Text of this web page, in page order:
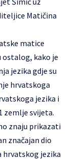
Matičina
matice
ostalog, kako je
jezika gdje su
hrvatskoga
jezika i
zemlje svijeta.
znaju prikazati
značajan dio
jezika